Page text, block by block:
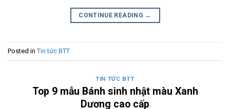
CONTINUE READING →
Posted inTin tức BTT
TIN TỨC BTT
Top 9 mẫu Bánh sinh nhật màu Xanh
Dương cao cấp